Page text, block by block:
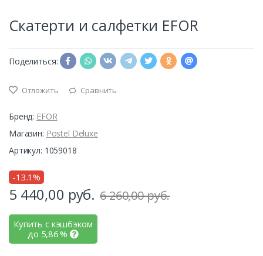
Скатерти и салфетки EFOR
Поделиться:
Отложить Сравнить
Бренд: EFOR
Магазин: Postel Deluxe
Артикул: 1059018
-13.1%
5 440,00 руб. 6 260,00 руб.
Купить с кэшбэком
до 5,86%